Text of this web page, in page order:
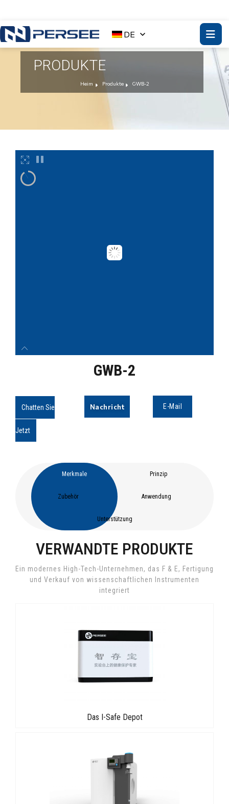
DE
PRODUKTE
Heim Produkte GWB-2
GWB-2
Chatten Sie
Jetzt
Nachricht E-Mail
Merkmale Prinzip
Zubehör Anwendung
Unterstützung
VERWANDTE PRODUKTE
Ein modernes High-Tech-Unternehmen, das F & E, Fertigung
und Verkauf von wissenschaftlichen Instrumenten
integriert
Das I-Safe Depot